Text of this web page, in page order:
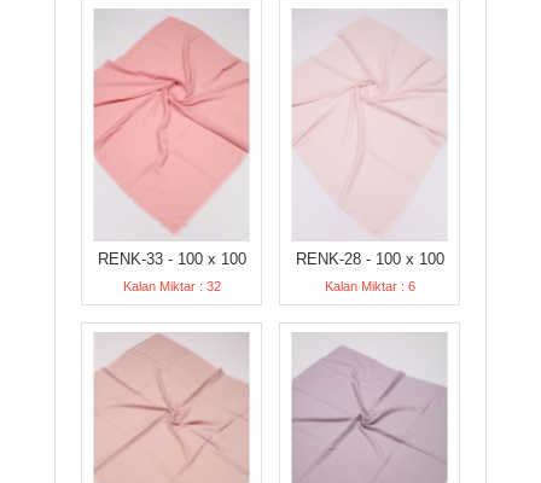
RENK-33 - 100 x 100
Kalan Miktar : 32
RENK-28 - 100 x 100
Kalan Miktar : 6